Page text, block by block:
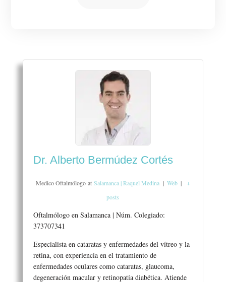
Dr. Alberto Bermúdez Cortés
Medico Oftalmólogo at Salamanca | Raquel Medina | Web |
+
posts
Oftalmólogo en Salamanca | Núm. Colegiado:
373707341
Especialista en cataratas y enfermedades del vítreo y la
retina, con experiencia en el tratamiento de
enfermedades oculares como cataratas, glaucoma,
degeneración macular y retinopatía diabética. Atiende